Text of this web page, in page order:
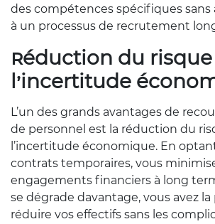
des compétences spécifiques sans
à un processus de recrutement
Réduction du risque
l’incertitude
L’un des grands avantages de
de personnel est la réduction du
l’incertitude économique. En
contrats temporaires, vous
engagements financiers à long
se dégrade davantage, vous avez
réduire vos effectifs sans les